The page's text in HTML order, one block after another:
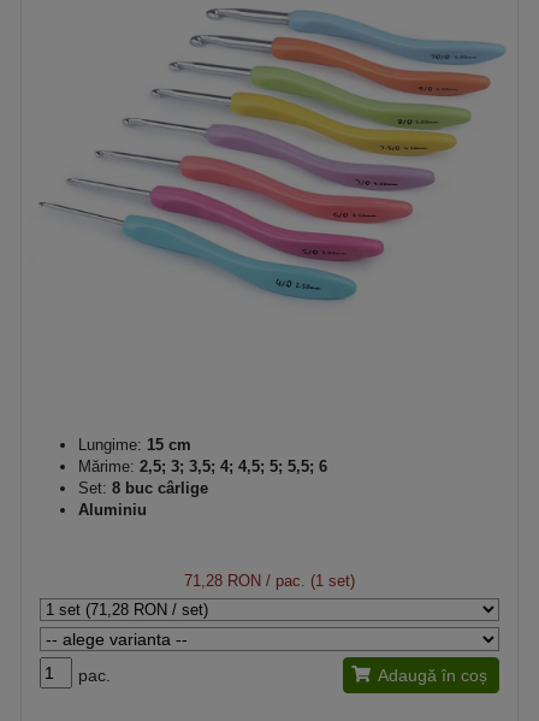
Lungime: 15 cm
Mărime: 2,5; 3; 3,5; 4; 4,5; 5; 5,5; 6
Set: 8 buc cârlige
Aluminiu
71,28 RON / pac. (1 set)
pac. Adaugă în coș